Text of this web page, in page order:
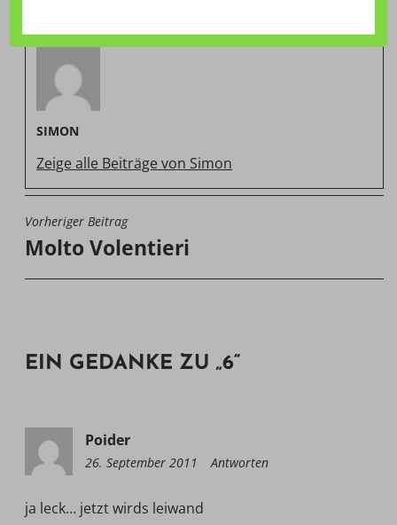
SIMON
Zeige alle Beiträge von Simon
BEITRAGSNAVIGATION
Vorheriger Beitrag
Molto Volentieri
EIN GEDANKE ZU „6“
Poider
26. September 2011 09:52
Antworten
ja leck… jetzt wirds leiwand